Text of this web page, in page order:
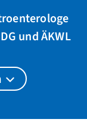
und ÄKWL